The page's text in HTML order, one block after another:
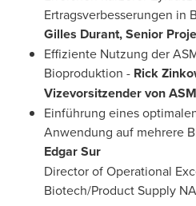
Ertragsverbesserungen in
Gilles Durant, Senior
Effiziente Nutzung der
Bioproduktion - Rick
Vizevorsitzender von
Einführung eines
Anwendung auf mehrere
Edgar Sur
Director of Operational
Biotech/Product Supply